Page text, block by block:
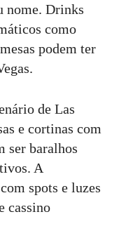
nome. Drinks
como
podem ter
de Las
e cortinas com
ser baralhos
A
spots e luzes
cassino